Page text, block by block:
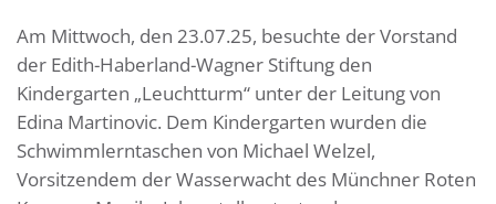
Am Mittwoch, den 23.07.25, besuchte der Vorstand
der Edith-Haberland-Wagner Stiftung den
Kindergarten „Leuchtturm“ unter der Leitung von
Edina Martinovic. Dem Kindergarten wurden die
Schwimmlerntaschen von Michael Welzel,
Vorsitzendem der Wasserwacht des Münchner Roten